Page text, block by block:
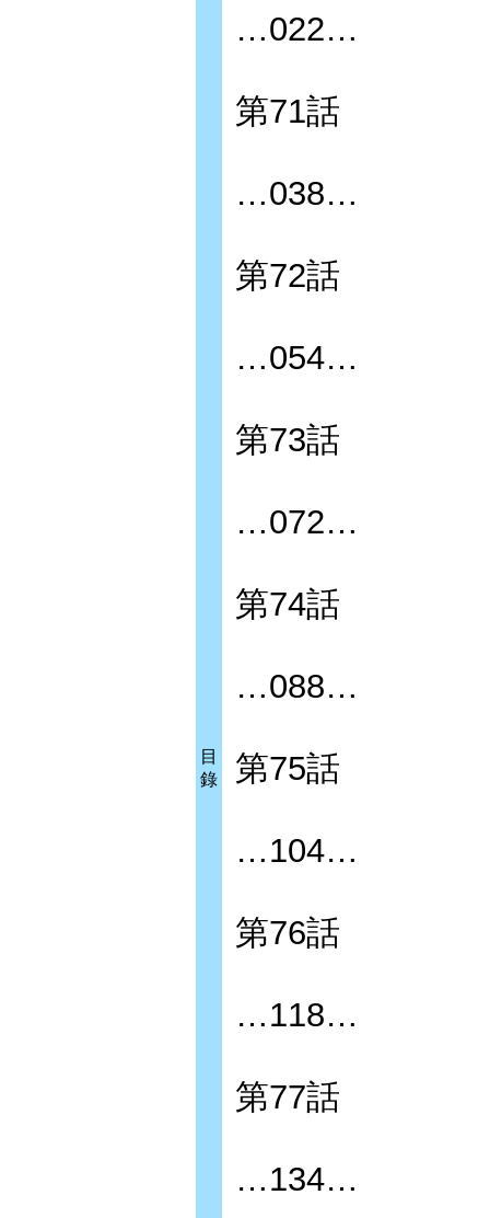
目
錄
…022…
第71話
…038…
第72話
…054…
第73話
…072…
第74話
…088…
第75話
…104…
第76話
…118…
第77話
…134…